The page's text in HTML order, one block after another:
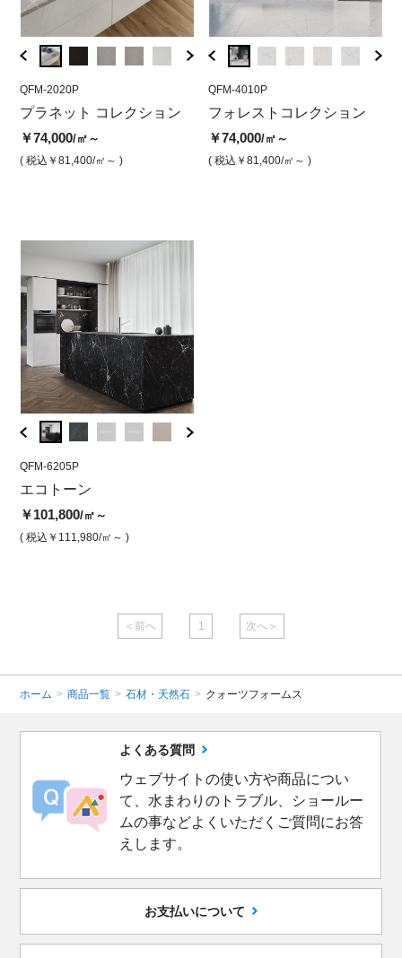
QFM-2020P
プラネット コレクション
￥74,000/㎡～
( 税込￥81,400/㎡～ )
QFM-2020P
ジュピター（磨き）
￥74,000/㎡
( 税込￥81,400/㎡ )
QFM-4020P
ガリーグ（磨き）
￥74,000 /㎡
( 税込￥81,400 /㎡ )
QFM-4010P
フォレストコレクション
￥74,000/㎡～
( 税込￥81,400/㎡～ )
QFM-6205P
エコトーン
￥101,800/㎡～
( 税込￥111,980/㎡～ )
＜前へ 1 次へ＞
ホーム > 商品一覧 > 石材・天然石 > クォーツフォームス
よくある質問
ウェブサイトの使い方や商品につい
て、水まわりのトラブル、ショールー
ムの事などよくいただくご質問にお答
えします。
お支払いについて